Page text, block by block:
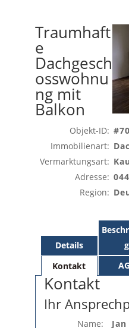
Traumhaft
e
Dachgesch
osswohnu
ng mit
Balkon
Objekt-ID: #70
Immobilienart:
Vermarktungsart:
Adresse:
Region:
Details
g
Kontakt
Kontakt
Ihr
Name: